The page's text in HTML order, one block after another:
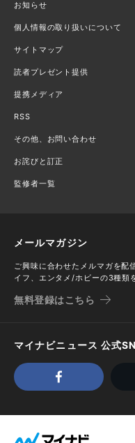
お知らせ
個人情報の取り扱いについて
サイトマップ
読者プレゼント提供
提携メディア
RSS
その他、お問い合わせ
お詫びと訂正
監修者一覧
メールマガジン
ご興味に合わせたメルマガを配
イフ、エンタメ/ホビーの3種類
無料登録はこちら
マイナビニュース 公式